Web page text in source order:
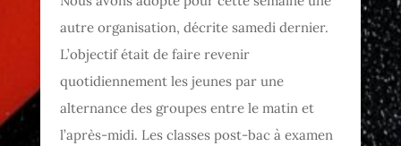
autre organisation, décrite samedi dernier.
L’objectif était de faire revenir
quotidiennement les jeunes par une
alternance des groupes entre le matin et
l’après-midi. Les classes post-bac à examen